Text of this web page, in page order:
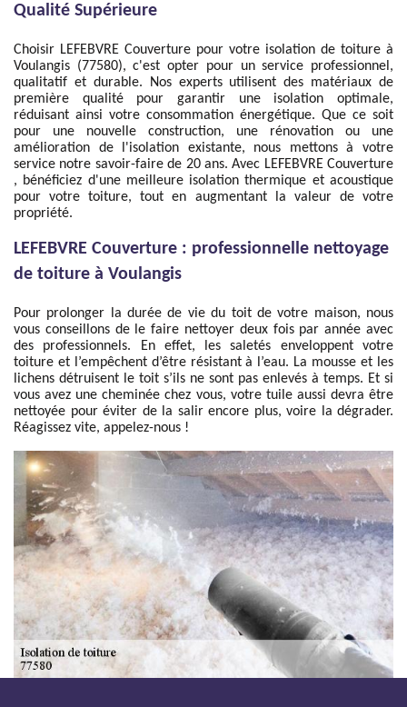
Qualité Supérieure
Choisir LEFEBVRE Couverture pour votre isolation de toiture à
Voulangis (77580), c'est opter pour un service professionnel,
qualitatif et durable. Nos experts utilisent des matériaux de
première qualité pour garantir une isolation optimale,
réduisant ainsi votre consommation énergétique. Que ce soit
pour une nouvelle construction, une rénovation ou une
amélioration de l'isolation existante, nous mettons à votre
service notre savoir-faire de 20 ans. Avec LEFEBVRE Couverture
, bénéficiez d'une meilleure isolation thermique et acoustique
pour votre toiture, tout en augmentant la valeur de votre
propriété.
LEFEBVRE Couverture : professionnelle nettoyage
de toiture à Voulangis
Pour prolonger la durée de vie du toit de votre maison, nous
vous conseillons de le faire nettoyer deux fois par année avec
des professionnels. En effet, les saletés enveloppent votre
toiture et l’empêchent d’être résistant à l’eau. La mousse et les
lichens détruisent le toit s’ils ne sont pas enlevés à temps. Et si
vous avez une cheminée chez vous, votre tuile aussi devra être
nettoyée pour éviter de la salir encore plus, voire la dégrader.
Réagissez vite, appelez-nous !